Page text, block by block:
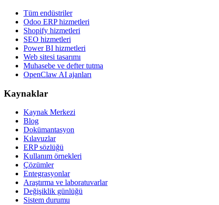
Tüm endüstriler
Odoo ERP hizmetleri
Shopify hizmetleri
SEO hizmetleri
Power BI hizmetleri
Web sitesi tasarımı
Muhasebe ve defter tutma
OpenClaw AI ajanları
Kaynaklar
Kaynak Merkezi
Blog
Dokümantasyon
Kılavuzlar
ERP sözlüğü
Kullanım örnekleri
Çözümler
Entegrasyonlar
Araştırma ve laboratuvarlar
Değişiklik günlüğü
Sistem durumu